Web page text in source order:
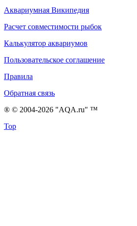
Аквариумная Википедия
Расчет совместимости рыбок
Калькулятор аквариумов
Пользовательское соглашение
Правила
Обратная связь
® © 2004-2026 "AQA.ru" ™
Top